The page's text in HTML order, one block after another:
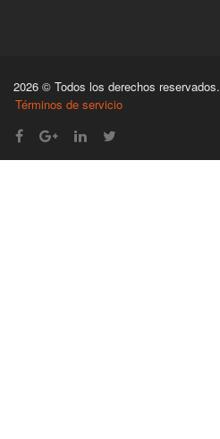
2026 © Todos los derechos reservados.
Términos de servicio